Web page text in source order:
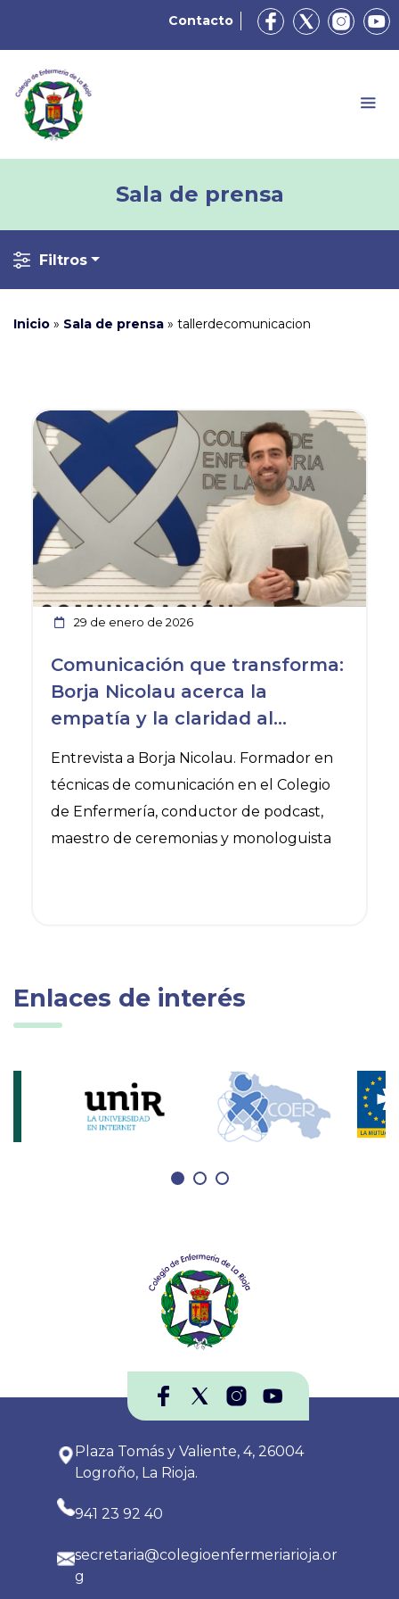
Contacto
Sala de prensa
Filtros
Inicio » Sala de prensa » tallerdecomunicacion
29 de enero de 2026
Comunicación que transforma:
Borja Nicolau acerca la
empatía y la claridad al
Entrevista a Borja Nicolau. Formador en
técnicas de comunicación en el Colegio
de Enfermería, conductor de podcast,
maestro de ceremonias y monologuista
Ver noticia
Enlaces de interés
Plaza Tomás y Valiente, 4, 26004
Logroño, La Rioja.
941 23 92 40
secretaria@colegioenfermeriarioja.or
g